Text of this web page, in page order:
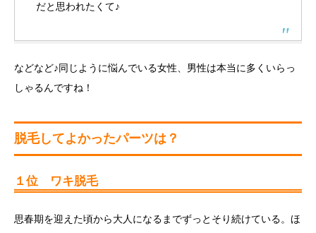
だと思われたくて♪
などなど♪同じように悩んでいる女性、男性は本当に多くいらっ
しゃるんですね！
脱毛してよかったパーツは？
１位 ワキ脱毛
思春期を迎えた頃から大人になるまでずっとそり続けている。ほ